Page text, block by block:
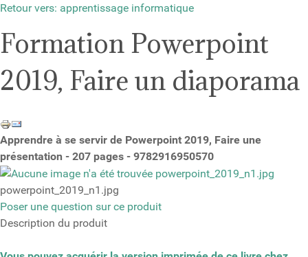
Retour vers: apprentissage informatique
Formation Powerpoint
2019, Faire un diaporama
Apprendre à se servir de Powerpoint 2019, Faire une
présentation - 207 pages - 9782916950570
powerpoint_2019_n1.jpg
Poser une question sur ce produit
Description du produit